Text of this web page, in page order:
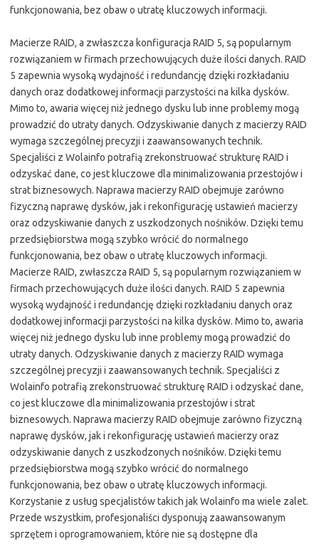
funkcjonowania, bez obaw o utratę kluczowych informacji.
Macierze RAID, a zwłaszcza konfiguracja RAID 5, są popularnym
rozwiązaniem w firmach przechowujących duże ilości danych. RAID
5 zapewnia wysoką wydajność i redundancję dzięki rozkładaniu
danych oraz dodatkowej informacji parzystości na kilka dysków.
Mimo to, awaria więcej niż jednego dysku lub inne problemy mogą
prowadzić do utraty danych. Odzyskiwanie danych z macierzy RAID
wymaga szczególnej precyzji i zaawansowanych technik.
Specjaliści z Wolainfo potrafią zrekonstruować strukturę RAID i
odzyskać dane, co jest kluczowe dla minimalizowania przestojów i
strat biznesowych. Naprawa macierzy RAID obejmuje zarówno
fizyczną naprawę dysków, jak i rekonfigurację ustawień macierzy
oraz odzyskiwanie danych z uszkodzonych nośników. Dzięki temu
przedsiębiorstwa mogą szybko wrócić do normalnego
funkcjonowania, bez obaw o utratę kluczowych informacji.
Macierze RAID, zwłaszcza RAID 5, są popularnym rozwiązaniem w
firmach przechowujących duże ilości danych. RAID 5 zapewnia
wysoką wydajność i redundancję dzięki rozkładaniu danych oraz
dodatkowej informacji parzystości na kilka dysków. Mimo to, awaria
więcej niż jednego dysku lub inne problemy mogą prowadzić do
utraty danych. Odzyskiwanie danych z macierzy RAID wymaga
szczególnej precyzji i zaawansowanych technik. Specjaliści z
Wolainfo potrafią zrekonstruować strukturę RAID i odzyskać dane,
co jest kluczowe dla minimalizowania przestojów i strat
biznesowych. Naprawa macierzy RAID obejmuje zarówno fizyczną
naprawę dysków, jak i rekonfigurację ustawień macierzy oraz
odzyskiwanie danych z uszkodzonych nośników. Dzięki temu
przedsiębiorstwa mogą szybko wrócić do normalnego
funkcjonowania, bez obaw o utratę kluczowych informacji.
Korzystanie z usług specjalistów takich jak Wolainfo ma wiele zalet.
Przede wszystkim, profesjonaliści dysponują zaawansowanym
sprzętem i oprogramowaniem, które nie są dostępne dla